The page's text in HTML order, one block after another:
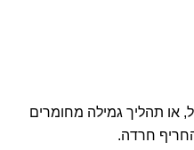
או תהליך גמילה מחומרים
חרדה.